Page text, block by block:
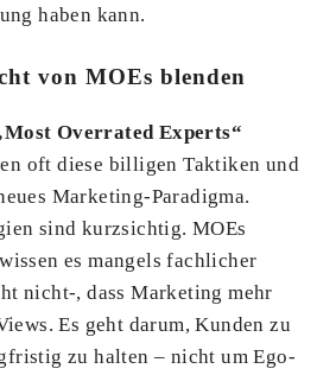
haben kann.
von MOEs blenden
Overrated Experts“
oft diese billigen Taktiken und
Marketing-Paradigma.
sind kurzsichtig. MOEs
es mangels fachlicher
nicht-, dass Marketing mehr
Es geht darum, Kunden zu
zu halten – nicht um Ego-